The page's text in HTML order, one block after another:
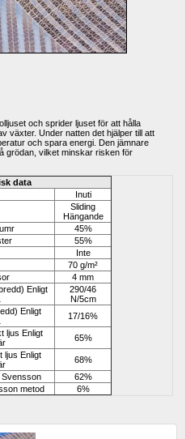
och sprider ljuset för att hålla
växter. Under natten det hjälper till att
och spara energi Den jämnare
grödan vilket minskar risken för
data
Inuti
Sliding
Hängande
45%
55%
Inte
70 g/m²
4 mm
Enligt
290/46
N/5cm
Enligt
17/16%
ljus Enligt
65%
ljus Enligt
68%
Svensson
62%
metod
6%